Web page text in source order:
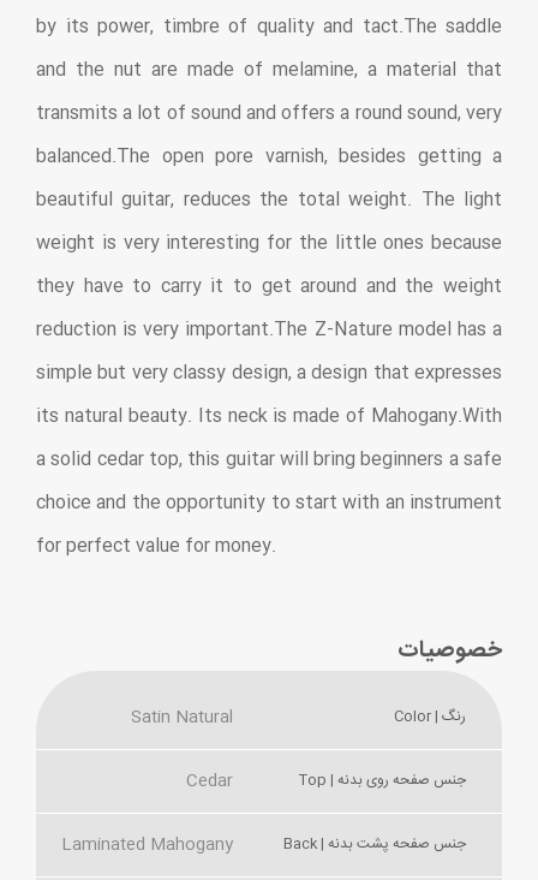
by its power, timbre of quality and tact.The saddle
and the nut are made of melamine, a material that
transmits a lot of sound and offers a round sound, very
balanced.The open pore varnish, besides getting a
beautiful guitar, reduces the total weight. The light
weight is very interesting for the little ones because
they have to carry it to get around and the weight
reduction is very important.The Z-Nature model has a
simple but very classy design, a design that expresses
its natural beauty. Its neck is made of Mahogany.With
a solid cedar top, this guitar will bring beginners a safe
choice and the opportunity to start with an instrument
for perfect value for money.
خصوصیات
رنگ | Color Satin Natural
جنس صفحه روی بدنه | Top Cedar
جنس صفحه پشت بدنه | Back Laminated Mahogany